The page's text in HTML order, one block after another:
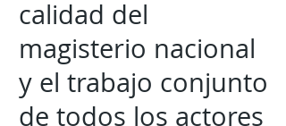
calidad del
magisterio nacional
y el trabajo conjunto
de todos los actores